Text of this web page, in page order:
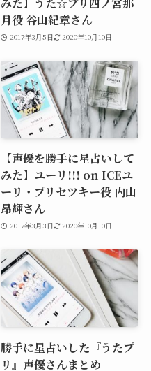
月役 谷山紀章さん
2017年3月5日 2020年10月10日
【声優を勝手に星占いして
みた】ユーリ!!! on ICEユ
ーリ・プリセツキー役 内山
昂輝さん
2017年3月3日 2020年10月10日
勝手に星占いした『うたプ
リ』声優さんまとめ